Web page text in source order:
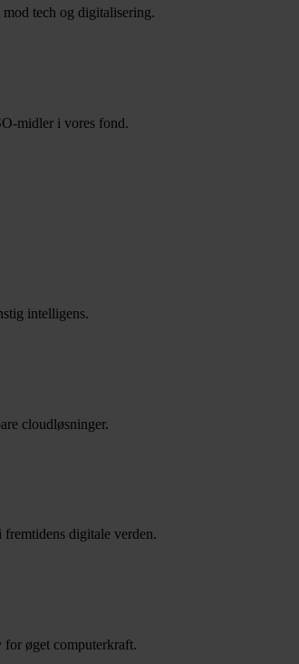
tech og digitalisering.
midler i vores fond.
intelligens.
cloudløsninger.
digitale verden.
for øget computerkraft.